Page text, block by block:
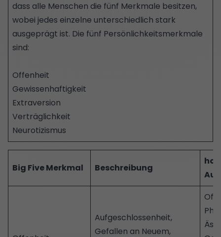
dass alle Menschen die fünf Merkmale besitzen,
wobei jedes einzelne unterschiedlich stark
ausgeprägt ist. Die fünf Persönlichkeitsmerkmale
sind:
Offenheit
Gewissenhaftigkeit
Extraversion
Verträglichkeit
Neurotizismus
Big Five Merkmal Beschreibung
Aufgeschlossenheit,
Gefallen an Neuem,